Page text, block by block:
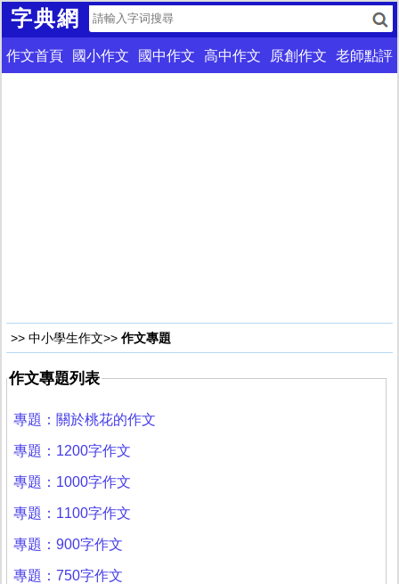
字典網
作文首頁 國小作文 國中作文 高中作文 原創作文 老師點評
>> 中小學生作文>> 作文專題
作文專題列表
專題：關於桃花的作文
專題：1200字作文
專題：1000字作文
專題：1100字作文
專題：900字作文
專題：750字作文